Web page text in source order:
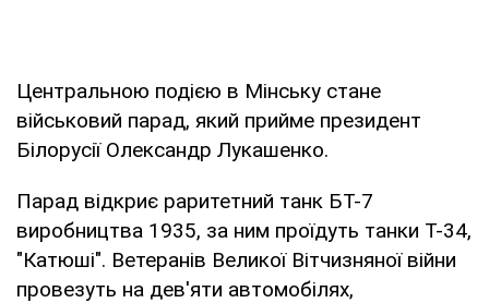
Центральною подією в Мінську стане
військовий парад, який прийме президент
Білорусії Олександр Лукашенко.
Парад відкриє раритетний танк БТ-7
виробництва 1935, за ним проїдуть танки Т-34,
"Катюші". Ветеранів Великої Вітчизняної війни
провезуть на дев'яти автомобілях,